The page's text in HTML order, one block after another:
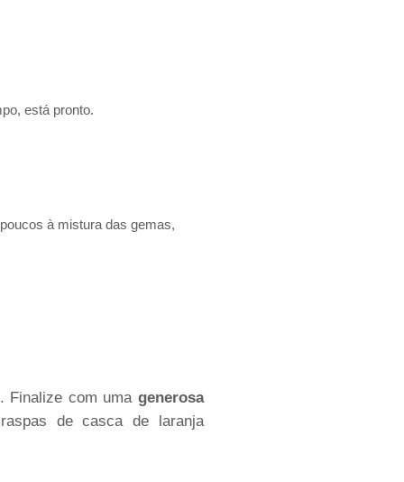
está pronto.
à mistura das gemas,
Finalize com uma generosa
de casca de laranja